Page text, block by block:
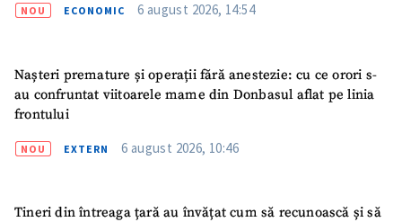
NOU ECONOMIC 6 august 2026, 14:54
Nașteri premature și operații fără anestezie: cu ce orori s-
au confruntat viitoarele mame din Donbasul aflat pe linia
frontului
NOU EXTERN 6 august 2026, 10:46
Tineri din întreaga țară au învățat cum să recunoască și să
Nume+ Numele meu
Email + Emailul meu